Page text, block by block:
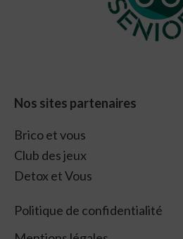
Nos sites partenaires
Brico et vous
Club des jeux
Detox et Vous
Politique de confidentialité